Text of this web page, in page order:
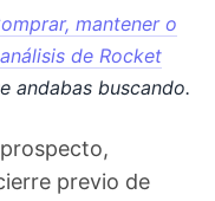
mantener o
de Rocket
andabas buscando.
previo de